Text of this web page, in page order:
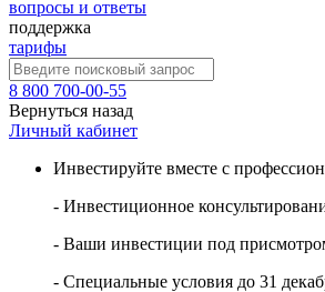
вопросы и ответы
поддержка
тарифы
8 800 700-00-55
Вернуться назад
Личный кабинет
Инвестируйте вместе с
- Инвестиционное
- Ваши инвестиции под
- Специальные условия до 31